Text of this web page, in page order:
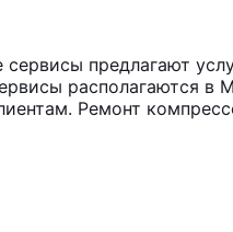
предлагают
располагаются
Ремонт